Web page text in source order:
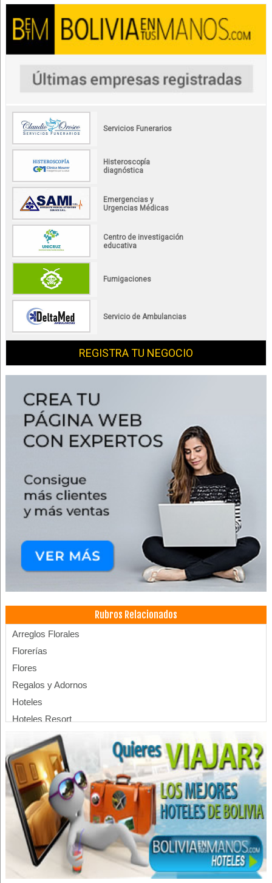
Servicios Funerarios
Histeroscopía
diagnóstica
Emergencias y
Urgencias Médicas
Centro de investigación
educativa
Fumigaciones
Servicio de Ambulancias
REGISTRA TU NEGOCIO
Rubros Relacionados
Arreglos Florales
Florerías
Flores
Regalos y Adornos
Hoteles
Hoteles Resort
Convenciones
Centro de Convenciones
Hoteles Lago Titicaca
Hotels
Cirujanos oftalmólogos
Consultorios Médicos
Cirugía de párpados
Médicos Oftalmólogos